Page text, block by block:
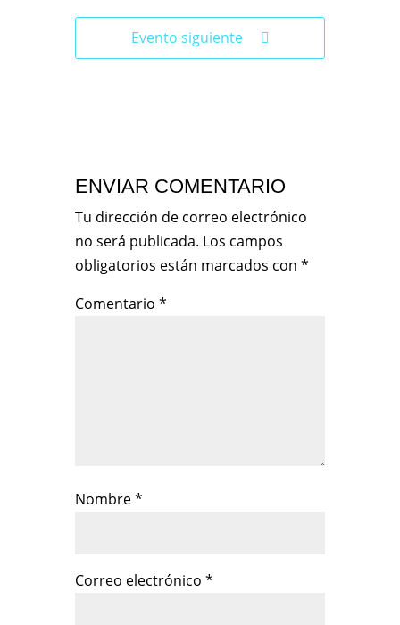
Evento siguiente
ENVIAR COMENTARIO
Tu dirección de correo electrónico
no será publicada. Los campos
obligatorios están marcados con *
Comentario *
Nombre*
Correo electrónico *